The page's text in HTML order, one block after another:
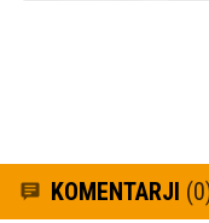
KOMENTARJI